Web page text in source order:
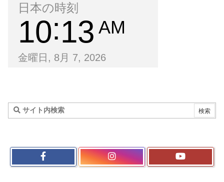
日本の時刻
10 13 AM
金曜日, 8月 7, 2026